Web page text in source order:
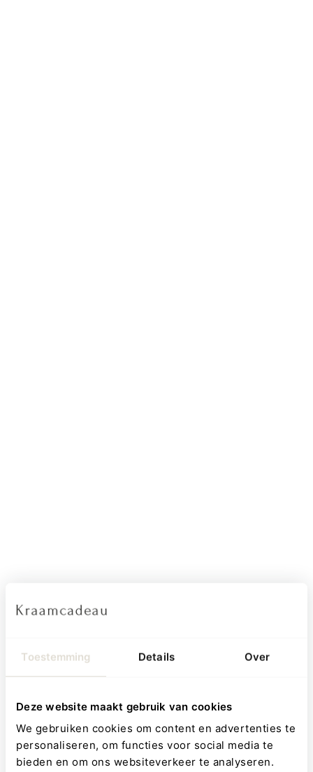
Toestemming Details Over
Deze website maakt gebruik van cookies
We gebruiken cookies om content en advertenties te
personaliseren, om functies voor social media te
bieden en om ons websiteverkeer te analyseren.
Badponcho Badstof - Diego Dog/Charlie
zwemmen. Comfortabel, absorberend en perfect voor elke
dag.
Kies een kleur